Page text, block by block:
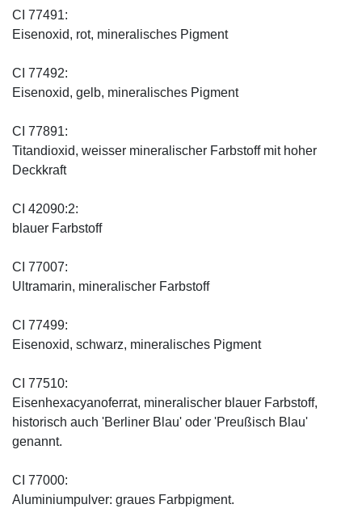
CI 77491:
Eisenoxid, rot, mineralisches Pigment
CI 77492:
Eisenoxid, gelb, mineralisches Pigment
CI 77891:
Titandioxid, weisser mineralischer Farbstoff mit hoher
Deckkraft
CI 42090:2:
blauer Farbstoff
CI 77007:
Ultramarin, mineralischer Farbstoff
CI 77499:
Eisenoxid, schwarz, mineralisches Pigment
CI 77510:
Eisenhexacyanoferrat, mineralischer blauer Farbstoff,
historisch auch 'Berliner Blau' oder 'Preußisch Blau'
genannt.
CI 77000:
Aluminiumpulver: graues Farbpigment.